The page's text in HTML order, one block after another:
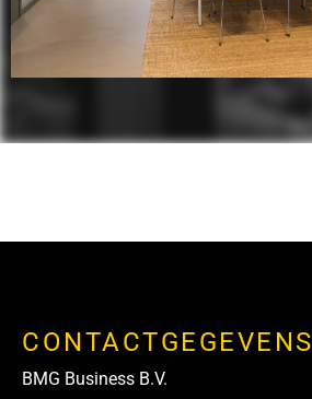
CONTACTGEGEVENS
BMG Business B.V.